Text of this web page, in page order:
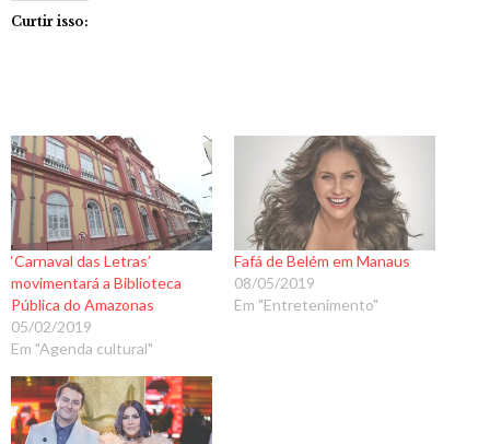
Curtir isso:
‘Carnaval das Letras’
movimentará a Biblioteca
Pública do Amazonas
05/02/2019
Em "Agenda cultural"
Fafá de Belém em Manaus
08/05/2019
Em "Entretenimento"